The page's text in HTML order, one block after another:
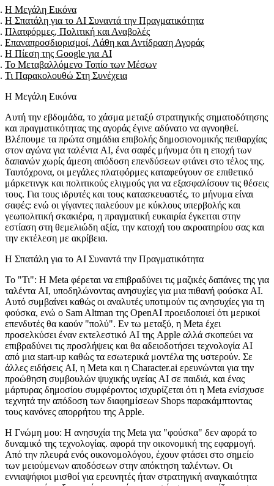
Η Μεγάλη Εικόνα
Η Σπατάλη για το AI Συναντά την Πραγματικότητα
Πλατφόρμες, Πολιτική και Αναβολές
Επαναπροσδιορισμοί, Λάθη και Αντίδραση Αγοράς
Η Πίεση της Google για AI
Το Μεταβαλλόμενο Τοπίο των Μέσων
Τι Παρακολουθώ Στη Συνέχεια
Η Μεγάλη Εικόνα
Αυτή την εβδομάδα, το χάσμα μεταξύ στρατηγικής σηματοδότησης
και πραγματικότητας της αγοράς έγινε αδύνατο να αγνοηθεί.
Βλέπουμε τα πρώτα σημάδια επιβολής δημοσιονομικής πειθαρχίας
στον αγώνα για ταλέντα AI, ένα σαφές μήνυμα ότι η εποχή των
δαπανών χωρίς άμεση απόδοση επενδύσεων φτάνει στο τέλος της.
Ταυτόχρονα, οι μεγάλες πλατφόρμες καταφεύγουν σε επιθετικό
μάρκετινγκ και πολιτικούς ελιγμούς για να εξασφαλίσουν τις θέσεις
τους. Για τους ιδρυτές και τους κατασκευαστές, το μήνυμα είναι
σαφές: ενώ οι γίγαντες παλεύουν με κύκλους υπερβολής και
γεωπολιτική σκακιέρα, η πραγματική ευκαιρία έγκειται στην
εστίαση στη θεμελιώδη αξία, την κατοχή του ακροατηρίου σας και
την εκτέλεση με ακρίβεια.
Η Σπατάλη για το AI Συναντά την Πραγματικότητα
Το "Τι": Η Meta φέρεται να επιβραδύνει τις μαζικές δαπάνες της για
ταλέντα AI, υποδηλώνοντας ανησυχίες για μια πιθανή φούσκα AI.
Αυτό συμβαίνει καθώς οι αναλυτές υποτιμούν τις ανησυχίες για τη
φούσκα, ενώ ο Sam Altman της OpenAI προειδοποιεί ότι μερικοί
επενδυτές θα καούν "πολύ". Εν τω μεταξύ, η Meta έχει
προσελκύσει έναν εκτελεστικό AI της Apple αλλά σκοπεύει να
επιβραδύνει τις προσλήψεις και θα αδειοδοτήσει τεχνολογία AI
από μια start-up καθώς τα εσωτερικά μοντέλα της υστερούν. Σε
άλλες ειδήσεις AI, η Meta και η Character.ai ερευνώνται για την
προώθηση συμβουλών ψυχικής υγείας AI σε παιδιά, και ένας
μάρτυρας δημοσίου συμφέροντος ισχυρίζεται ότι η Meta ενίσχυσε
τεχνητά την απόδοση των διαφημίσεων Shops παρακάμπτοντας
τους κανόνες απορρήτου της Apple.
Η Γνώμη μου: Η ανησυχία της Meta για "φούσκα" δεν αφορά το
δυναμικό της τεχνολογίας. αφορά την οικονομική της εφαρμογή.
Από την πλευρά ενός οικονομολόγου, έχουν φτάσει στο σημείο
των μειούμενων αποδόσεων στην απόκτηση ταλέντων. Οι
εννιαψήφιοι μισθοί για ερευνητές ήταν στρατηγική αναγκαιότητα